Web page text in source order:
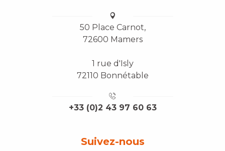
50 Place Carnot,
72600 Mamers
1 rue d'Isly
72110 Bonnétable
+33 (0)2 43 97 60 63
Suivez-nous